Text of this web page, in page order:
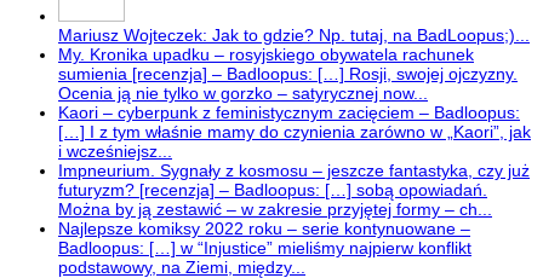
Mariusz Wojteczek: Jak to gdzie? Np. tutaj, na BadLoopus;)...
My. Kronika upadku – rosyjskiego obywatela rachunek
sumienia [recenzja] – Badloopus: […] Rosji, swojej ojczyzny.
Ocenia ją nie tylko w gorzko – satyrycznej now...
Kaori – cyberpunk z feministycznym zacięciem – Badloopus:
[…] I z tym właśnie mamy do czynienia zarówno w „Kaori”, jak
i wcześniejsz...
Impneurium. Sygnały z kosmosu – jeszcze fantastyka, czy już
futuryzm? [recenzja] – Badloopus: […] sobą opowiadań.
Można by ją zestawić – w zakresie przyjętej formy – ch...
Najlepsze komiksy 2022 roku – serie kontynuowane –
Badloopus: […] w “Injustice” mieliśmy najpierw konflikt
podstawowy, na Ziemi, między...